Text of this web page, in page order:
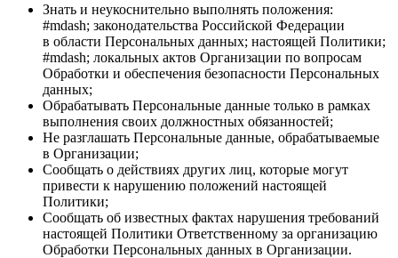
Знать и неукоснительно выполнять положения:
#mdash; законодательства Российской Федерации
в области Персональных данных; настоящей Политики;
#mdash; локальных актов Организации по вопросам
Обработки и обеспечения безопасности Персональных
данных;
Обрабатывать Персональные данные только в рамках
выполнения своих должностных обязанностей;
Не разглашать Персональные данные, обрабатываемые
в Организации;
Сообщать о действиях других лиц, которые могут
привести к нарушению положений настоящей
Политики;
Сообщать об известных фактах нарушения требований
настоящей Политики Ответственному за организацию
Обработки Персональных данных в Организации.